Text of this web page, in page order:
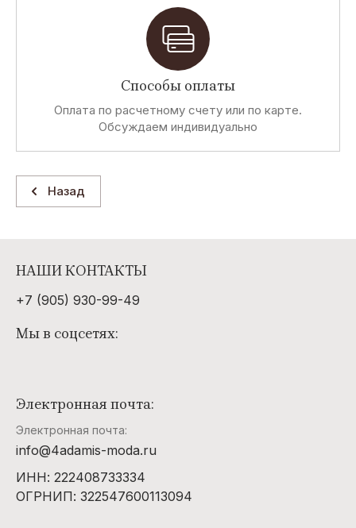
Способы оплаты
Оплата по расчетному счету или по карте.
Обсуждаем индивидуально
Назад
НАШИ КОНТАКТЫ
+7 (905) 930-99-49
Мы в соцсетях:
Электронная почта:
Электронная почта:
info@4adamis-moda.ru
ИНН: 222408733334
ОГРНИП: 322547600113094